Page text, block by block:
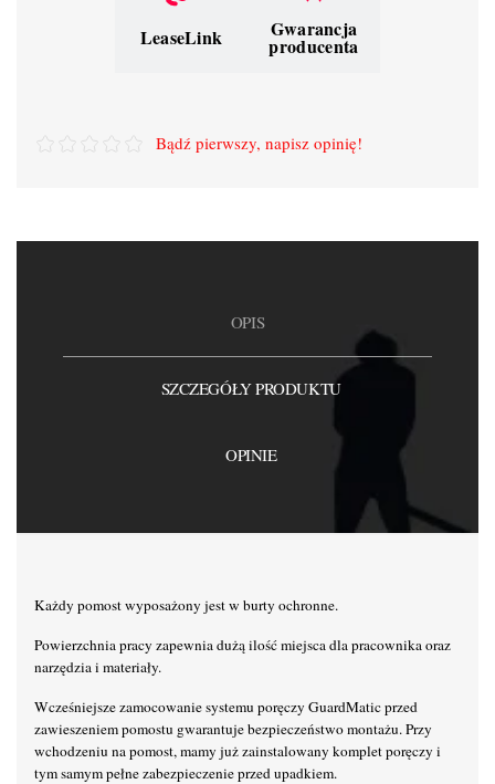
LeaseLink Gwarancja
producenta
Bądź pierwszy, napisz opinię!
OPIS
SZCZEGÓŁY PRODUKTU
OPINIE
Każdy pomost wyposażony jest w burty ochronne.
Powierzchnia pracy zapewnia dużą ilość miejsca dla pracownika oraz
narzędzia i materiały.
Wcześniejsze zamocowanie systemu poręczy GuardMatic przed
zawieszeniem pomostu gwarantuje bezpieczeństwo montażu. Przy
wchodzeniu na pomost, mamy już zainstalowany komplet poręczy i
tym samym pełne zabezpieczenie przed upadkiem.